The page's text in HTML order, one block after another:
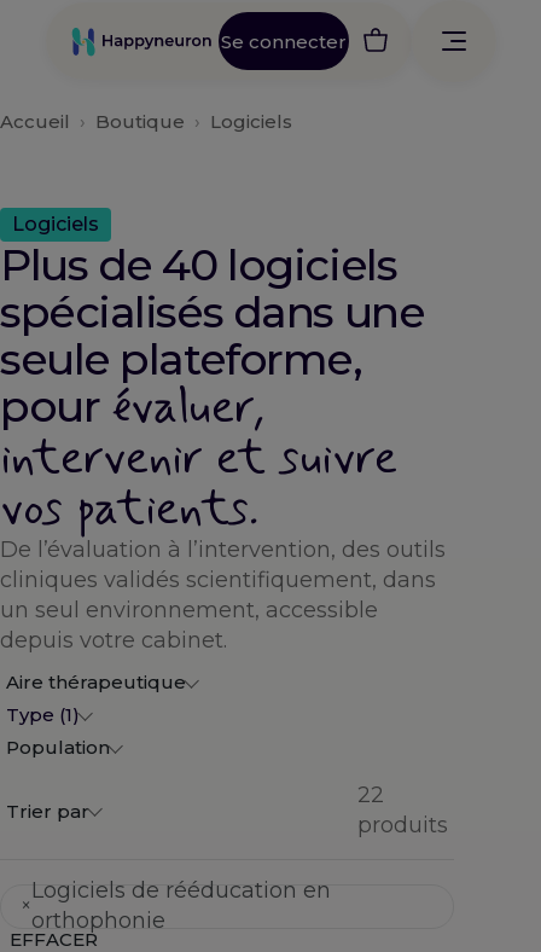
Se connecter
Accueil › Boutique › Logiciels
Logiciels
Plus de 40 logiciels
spécialisés dans une
seule plateforme,
pour évaluer,
intervenir et suivre
vos patients.
De l’évaluation à l’intervention, des outils
cliniques validés scientifiquement, dans
un seul environnement, accessible
depuis votre cabinet.
Aire thérapeutique
Type (1)
Population
Trier par
22
produits
×
Logiciels de rééducation en
orthophonie
EFFACER